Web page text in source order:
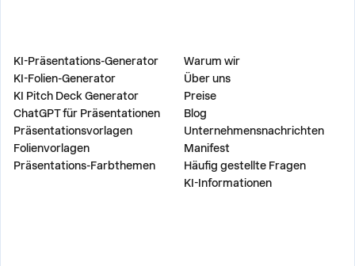
KI-Präsentations-Generator
KI-Folien-Generator
KI Pitch Deck Generator
ChatGPT für Präsentationen
Präsentationsvorlagen
Folienvorlagen
Präsentations-Farbthemen
Warum wir
Über uns
Preise
Blog
Unternehmensnachrichten
Manifest
Häufig gestellte Fragen
KI-Informationen